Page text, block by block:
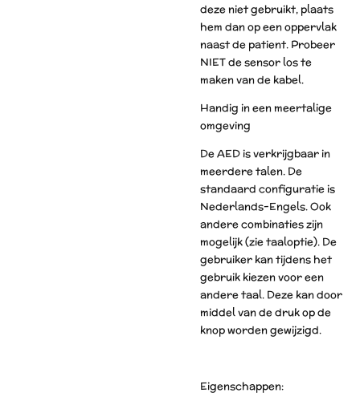
deze niet gebruikt, plaats
hem dan op een oppervlak
naast de patient. Probeer
NIET de sensor los te
maken van de kabel.
Handig in een meertalige
omgeving
De AED is verkrijgbaar in
meerdere talen. De
standaard configuratie is
Nederlands-Engels. Ook
andere combinaties zijn
mogelijk (zie taaloptie). De
gebruiker kan tijdens het
gebruik kiezen voor een
andere taal. Deze kan door
middel van de druk op de
knop worden gewijzigd.
Eigenschappen: